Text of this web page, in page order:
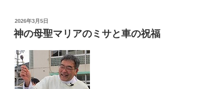
投
稿
日:
2026年3月5日
神の母聖マリアのミサと車の祝福